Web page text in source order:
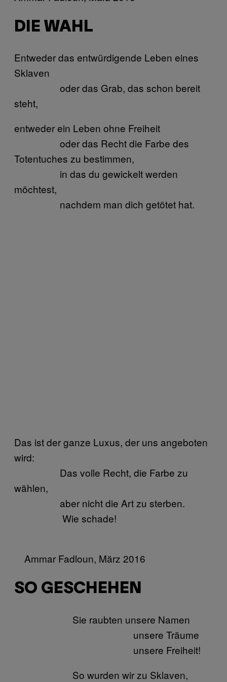
DIE WAHL
Entweder das entwürdigende Leben eines
Sklaven
oder das Grab, das schon bereit
steht,
entweder ein Leben ohne Freiheit
oder das Recht die Farbe des
Totentuches zu bestimmen,
in das du gewickelt werden
möchtest,
nachdem man dich getötet hat.
Das ist der ganze Luxus, der uns angeboten
wird:
Das volle Recht, die Farbe zu
wählen,
aber nicht die Art zu sterben.
Wie schade!
Ammar Fadloun, März 2016
SO GESCHEHEN
Sie raubten unsere Namen
unsere Träume
unsere Freiheit!
So wurden wir zu Sklaven,